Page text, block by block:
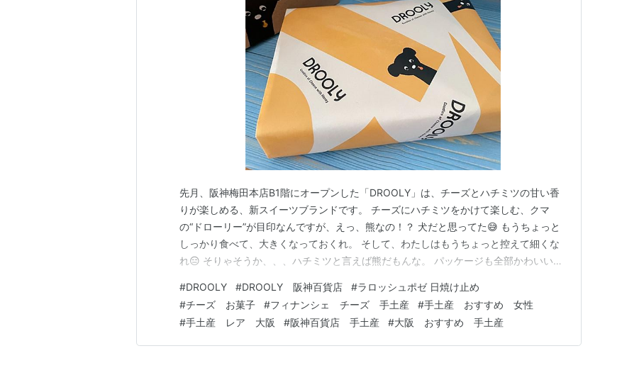
先月、阪神梅田本店B1階にオープンした「DROOLY」は、チーズとハチミツの甘い香
りが楽しめる、新スイーツブランドです。 チーズにハチミツをかけて楽しむ、クマ
の“ドローリー”が目印なんですが、えっ、熊なの！？ 犬だと思ってた😅 もうちょっと
しっかり食べて、大きくなっておくれ。 そして、わたしはもうちょっと控えて細くな
れ😑 そりゃそうか、、、ハチミツと言えば熊だもんな。 パッケージも全部かわいい。
ル with ハニー ✅チェダー with ハニー ✅ゴルゴンゾーラ with ハニー ✅カマンベール
with …
#DROOLY #DROOLY 阪神百貨店 #ラロッシュポゼ 日焼け止め
#チーズ お菓子 #フィナンシェ チーズ 手土産 #手土産 おすすめ 女性
#手土産 レア 大阪 #阪神百貨店 手土産 #大阪 おすすめ 手土産